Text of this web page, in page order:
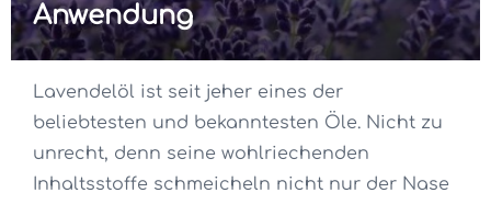
Anwendung
Lavendelöl ist seit jeher eines der
beliebtesten und bekanntesten Öle. Nicht zu
unrecht, denn seine wohlriechenden
Inhaltsstoffe schmeicheln nicht nur der Nase